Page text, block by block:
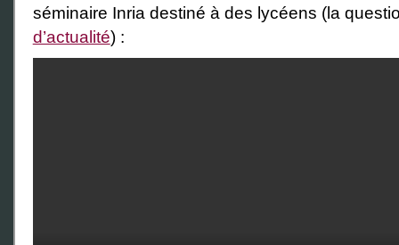
séminaire Inria destiné à des lycéens (la
d’actualité) :